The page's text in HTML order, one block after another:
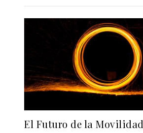
El Futuro de la Movilidad